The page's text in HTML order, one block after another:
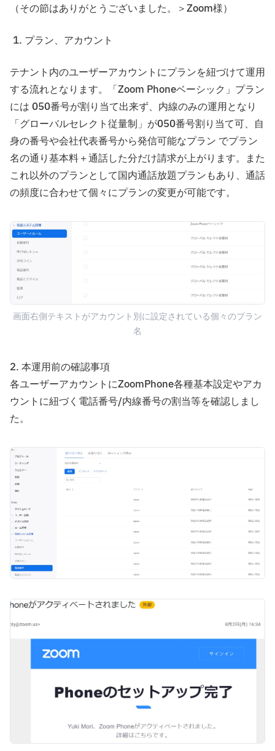
（その節はありがとうございました。＞Zoom様）
プラン、アカウント
テナント内のユーザーアカウントにプランを紐づけて運用
する流れとなります。「Zoom Phoneベーシック」プラン
には 050番号が割り当て出来ず、内線のみの運用となり
「グローバルセレクト従量制」が050番号割り当て可、自
身の番号や会社代表番号から発信可能なプラン でプラン
名の通り基本料＋通話した分だけ請求が上がります。また
これ以外のプランとして国内通話放題プランもあり、通話
の頻度に合わせて個々にプランの変更が可能です。
画面右側テキストがアカウント別に設定されている個々のプラン
名
2. 本運用前の確認事項
各ユーザーアカウントにZoomPhone各種基本設定やアカ
ウントに紐づく電話番号/内線番号の割当等を確認しまし
た。